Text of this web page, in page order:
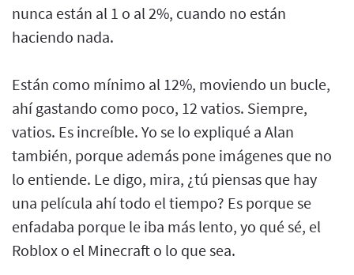
nunca están al 1 o al 2%, cuando no están
haciendo nada.
Están como mínimo al 12%, moviendo un bucle,
ahí gastando como poco, 12 vatios. Siempre,
vatios. Es increíble. Yo se lo expliqué a Alan
también, porque además pone imágenes que no
lo entiende. Le digo, mira, ¿tú piensas que hay
una película ahí todo el tiempo? Es porque se
enfadaba porque le iba más lento, yo qué sé, el
Roblox o el Minecraft o lo que sea.